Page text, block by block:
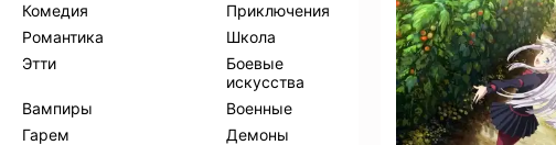
Комедия
Приключения
Романтика
Школа
Этти
Боевые
искусства
Вампиры
Военные
Гарем
Демоны